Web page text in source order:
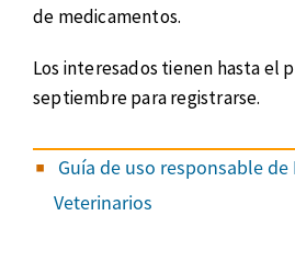
de medicamentos.
Los interesados tienen hasta el
septiembre para registrarse.
Guía de uso responsable
Veterinarios